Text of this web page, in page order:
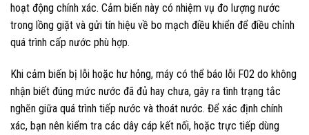
hoạt động chính xác. Cảm biến này có nhiệm vụ đo lượng nước
trong lồng giặt và gửi tín hiệu về bo mạch điều khiển để điều chỉnh
quá trình cấp nước phù hợp.
Khi cảm biến bị lỗi hoặc hư hỏng, máy có thể báo lỗi F02 do không
nhận biết đúng mức nước đã đủ hay chưa, gây ra tình trạng tắc
nghẽn giữa quá trình tiếp nước và thoát nước. Để xác định chính
xác, bạn nên kiểm tra các dây cáp kết nối, hoặc trực tiếp dùng